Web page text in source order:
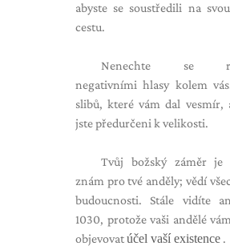
abyste se soustředili na
cestu.
Nenechte se
negativními hlasy kolem
slibů, které vám dal vesmír,
jste předurčeni k velikosti.
Tvůj božský záměr je
znám pro tvé anděly; vědí
budoucnosti. Stále vidíte
1030, protože vaši andělé
objevovatúčel vaší existence .